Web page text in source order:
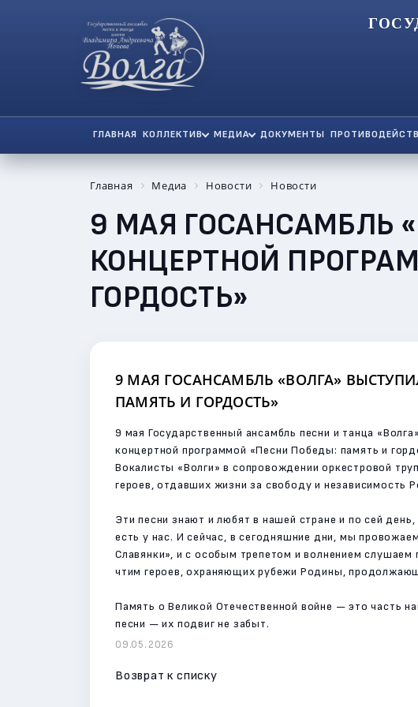
ГЛАВНАЯ КОЛЛЕКТИВ МЕДИА ДОКУМЕНТЫ
Главная Медиа Новости Новости
9 МАЯ ГОСАНСАМБЛЬ
КОНЦЕРТНОЙ
ГОРДОСТЬ»
9 МАЯ ГОСАНСАМБЛЬ «ВОЛГА»
ПАМЯТЬ И ГОРДОСТЬ»
9 мая Государственный ансамбль песни и танца
концертной программой «Песни Победы: память и
Вокалисты «Волги» в сопровождении оркестровой
героев, отдавших жизни за свободу и независимость
Эти песни знают и любят в нашей стране и по сей
есть у нас. И сейчас, в сегодняшние дни, мы
Славянки», и с особым трепетом и волнением
чтим героев, охраняющих рубежи Родины,
Память о Великой Отечественной войне — это часть
песни — их подвиг не забыт.
09.05.2026
Возврат к списку